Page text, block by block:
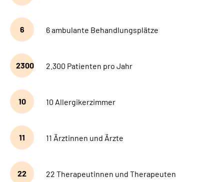
6 6 ambulante Behandlungsplätze
2300 2.300 Patienten pro Jahr
10 10 Allergikerzimmer
11 11 Ärztinnen und Ärzte
22 22 Therapeutinnen und Therapeuten